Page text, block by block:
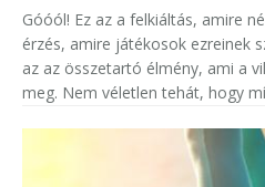
Góóól! Ez az a felkiáltás, amire
érzés, amire játékosok ezreinek
az az összetartó élmény, ami a
meg. Nem véletlen tehát, hogy